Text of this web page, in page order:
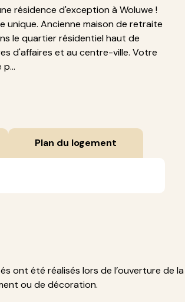
résidence d'exception à Woluwe !
unique. Ancienne maison de retraite
le quartier résidentiel haut de
d'affaires et au centre-ville. Votre
Plan du logement
ont été réalisés lors de l’ouverture de
ou de décoration.